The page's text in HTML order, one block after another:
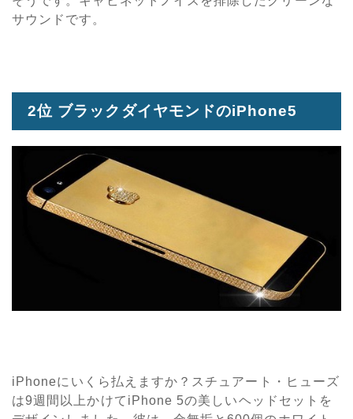
サウンドです。
2位 ブラックダイヤモンドのiPhone5
iPhoneにいくら払えますか？スチュアート・ヒューズ
は9週間以上かけてiPhone 5の美しいヘッドセットを